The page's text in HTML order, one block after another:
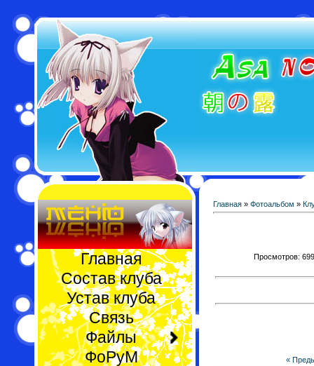
Главная
Состав клуба
Устав клуба
Связь
Файлы
ФоРуМ
Главная » Фотоальбом »
Просмотров:
«